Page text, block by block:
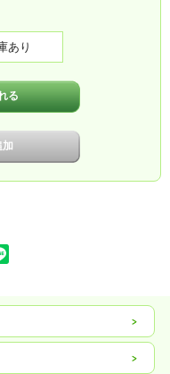
あり